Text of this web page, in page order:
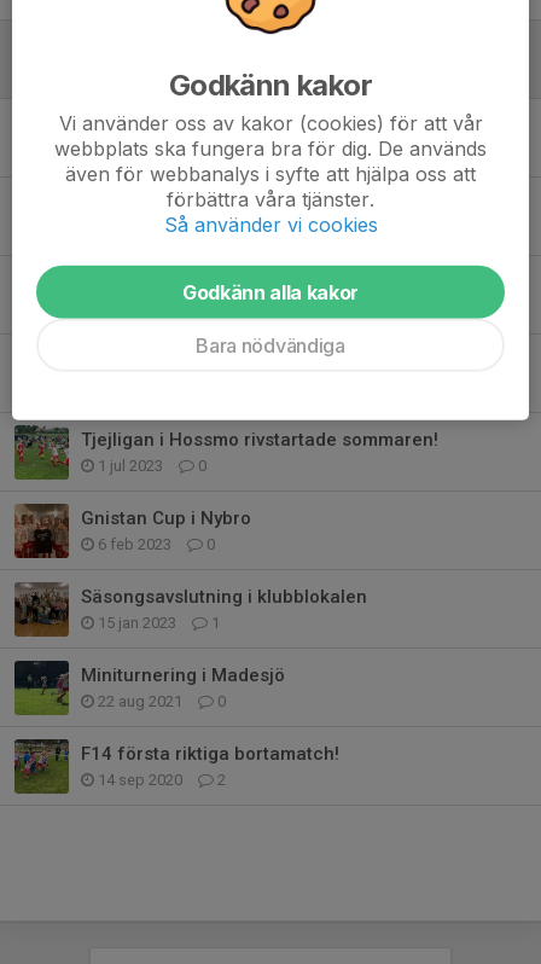
Fina insatser på Nickes Cup i Växjö
30 mar, 18:00 0
Bullerby Cup i Vimmerby
28 jul 2024 0
Seriepremiär mot Emmaboda
Första 7-mot-7 matchen avklarad!
Tjejligan i Hossmo rivstartade sommaren!
1 jul 2023 0
Gnistan Cup i Nybro
6 feb 2023 0
Säsongsavslutning i klubblokalen
15 jan 2023 1
Miniturnering i Madesjö
22 aug 2021 0
F14 första riktiga bortamatch!
14 sep 2020 2
Godkänn kakor
Vi använder oss av kakor (cookies) för att vår
webbplats ska fungera bra för dig. De används
även för webbanalys i syfte att hjälpa oss att
förbättra våra tjänster.
Så använder vi cookies
Godkänn alla kakor
Bara nödvändiga